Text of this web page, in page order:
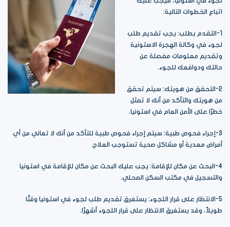
اتباع الخطوات التالية:
1-التقدم بطلب: يجب تقديم طلب
لجوء في وكالة الهجرة الاستونية
وتقديم معلومات مفصلة عن
حالتك ودوافعك للجوء.
2-التحقق من هويتك: سيتم تحقق
من هويتك والتأكد من أنك لا تمثل
خطرًا على الأمن العام في استونيا.
3-إجراء فحوص طبية: سيتم إجراء فحوص طبية للتأكد من أنك لا تعاني من أي
أمراض معدية أو مشاكل صحية تستوجب العلاج.
4-البحث عن مكان للإقامة: يجب عليك البحث عن مكان للإقامة في استونيا
والتسجيل في مكتب السكن المحلي.
5-الانتظار على قرار اللجوء: يستغرق تقديم طلب لجوء في استونيا وقتًا
طويلاً، وقد يستغرق الانتظار على قرار اللجوء أشهرًا.